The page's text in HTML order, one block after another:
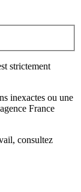
strictement
inexactes ou une
France
, consultez